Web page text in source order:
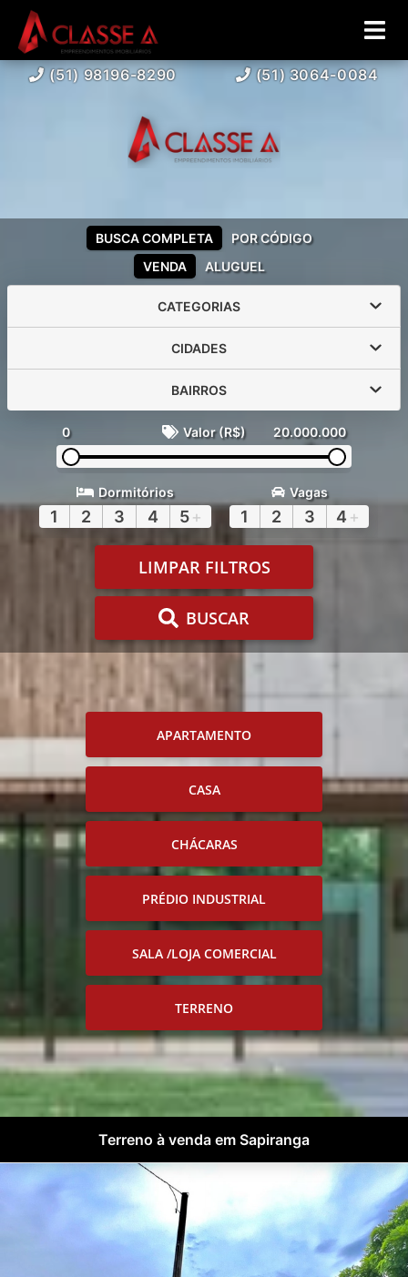
(51) 98196-8290 (51) 3064-0084
VENDA ALUGUEL
BUSCA COMPLETA POR CÓDIGO
CATEGORIAS
CIDADES
BAIRROS
0 Valor (R$) 20.000.000
Dormitórios
1 2 3 4 5+
Vagas
1 2 3 4 +
LIMPAR FILTROS
BUSCAR
APARTAMENTO
CASA
CHÁCARAS
PRÉDIO INDUSTRIAL
SALA /LOJA COMERCIAL
TERRENO
Terreno à venda em Sapiranga